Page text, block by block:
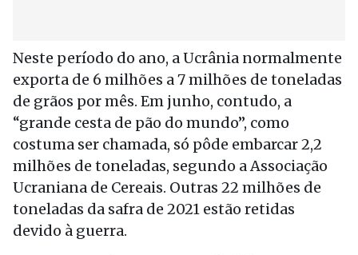
Neste período do ano, a Ucrânia normalmente
exporta de 6 milhões a 7 milhões de toneladas
de grãos por mês. Em junho, contudo, a
“grande cesta de pão do mundo”, como
costuma ser chamada, só pôde embarcar 2,2
milhões de toneladas, segundo a Associação
Ucraniana de Cereais. Outras 22 milhões de
toneladas da safra de 2021 estão retidas
devido à guerra.